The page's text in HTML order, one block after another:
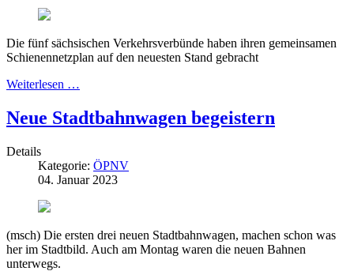
Die fünf sächsischen Verkehrsverbünde haben ihren gemeinsamen
Schienennetzplan auf den neuesten Stand gebracht
Weiterlesen …
Neue Stadtbahnwagen begeistern
Details
Kategorie: ÖPNV
04. Januar 2023
(msch) Die ersten drei neuen Stadtbahnwagen, machen schon was
her im Stadtbild. Auch am Montag waren die neuen Bahnen
unterwegs.